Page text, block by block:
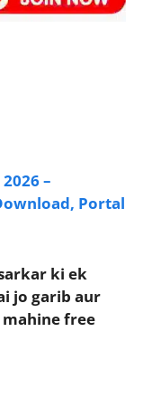
–
Portal
ki ek
jo garib aur
free